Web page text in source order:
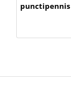
punctipennis